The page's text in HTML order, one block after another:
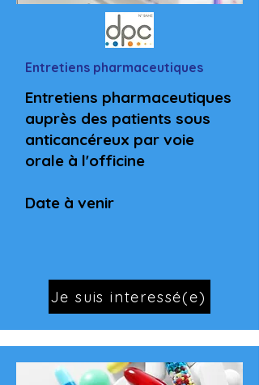
Entretiens pharmaceutiques
Entretiens pharmaceutiques
auprès des patients sous
anticancéreux par voie
orale à l'officine
Date à venir
Je suis interessé(e)